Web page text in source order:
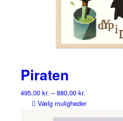
Piraten
495,00 kr. –880,00 kr.
Vælg muligheder